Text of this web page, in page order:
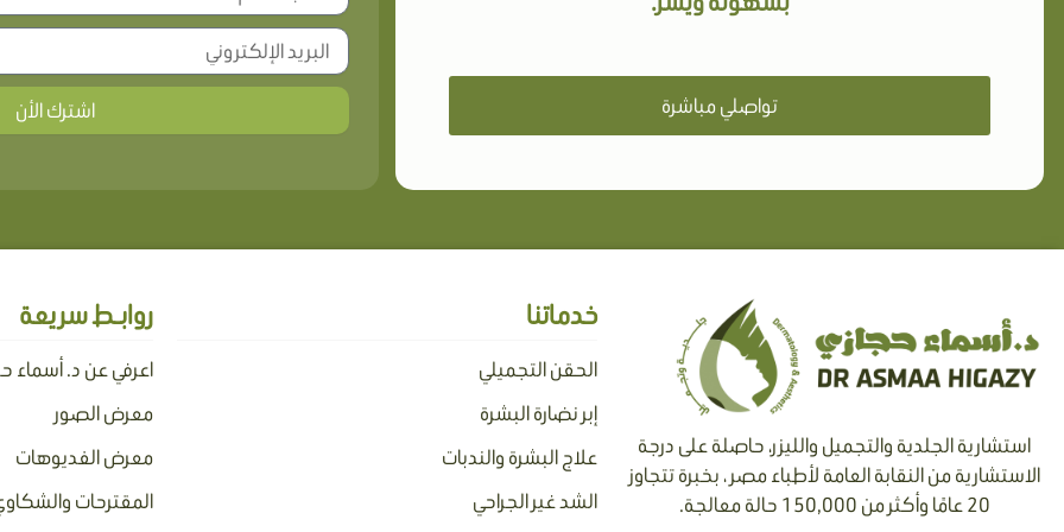
تواصلي مباشرة اشترك الأن
استشارية الجلدية والتجميل والليزر، حاصلة على درجة
الاستشارية من النقابة العامة لأطباء مصر ، بخبرة تتجاوز
20 عامًا وأكثر من 150,000 حالة معالجة.
خدماتنا
الحقن التجميلي
إبر نضارة البشرة
علاج البشرة والندبات
الشد غير الجراحي
روابـط سريعة
اعرفي عن د. أسماء
معرض الصور
معرض الفديوهات
المقترحات